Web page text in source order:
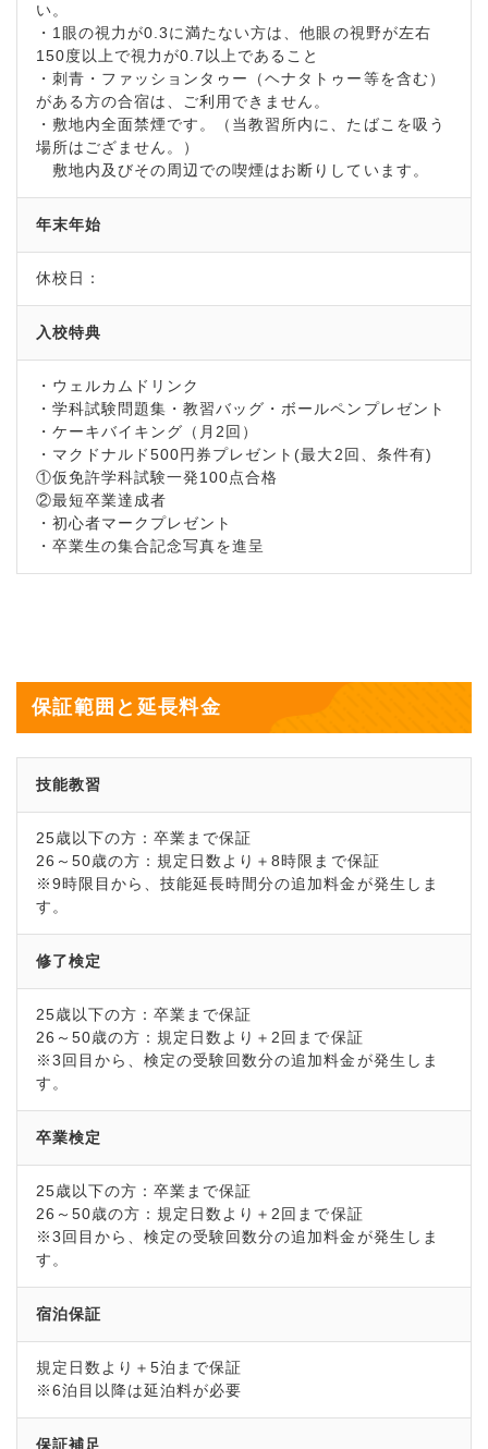
い。
・1眼の視力が0.3に満たない方は、他眼の視野が左右
150度以上で視力が0.7以上であること
・刺青・ファッションタゥー（ヘナタトゥー等を含む）
がある方の合宿は、ご利用できません。
・敷地内全面禁煙です。（当教習所内に、たばこを吸う
場所はござません。）
敷地内及びその周辺での喫煙はお断りしています。
年末年始
休校日：
入校特典
・ウェルカムドリンク
・学科試験問題集・教習バッグ・ボールペンプレゼント
・ケーキバイキング（月2回）
・マクドナルド500円券プレゼント(最大2回、条件有)
①仮免許学科試験一発100点合格
②最短卒業達成者
・初心者マークプレゼント
・卒業生の集合記念写真を進呈
保証範囲と延長料金
技能教習
25歳以下の方：卒業まで保証
26～50歳の方：規定日数より＋8時限まで保証
※9時限目から、技能延長時間分の追加料金が発生しま
す。
修了検定
25歳以下の方：卒業まで保証
26～50歳の方：規定日数より＋2回まで保証
※3回目から、検定の受験回数分の追加料金が発生しま
す。
卒業検定
25歳以下の方：卒業まで保証
26～50歳の方：規定日数より＋2回まで保証
※3回目から、検定の受験回数分の追加料金が発生しま
す。
宿泊保証
規定日数より＋5泊まで保証
※6泊目以降は延泊料が必要
保証補足